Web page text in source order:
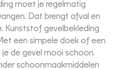
moet je regelmatig
Dat brengt afval en
Kunststof gevelbekleding
een simpele doek of een
je de gevel mooi schoon.
schoonmaakmiddelen